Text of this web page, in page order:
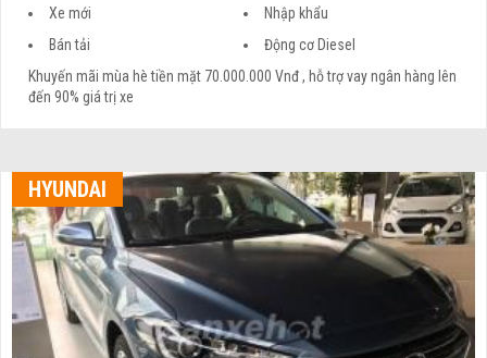
Xe mới
Nhập khẩu
Bán tải
Động cơ Diesel
Khuyến mãi mùa hè tiền mặt 70.000.000 Vnđ , hỗ trợ vay ngân hàng lên
đến 90% giá trị xe
HYUNDAI